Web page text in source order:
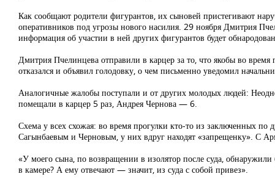
Как сообщают родители фигурантов, их сыновей пристегивают
оперативников под угрозы нового насилия. 29 ноября Дмитрия
информация об участии в ней других фигурантов будет
Дмитрия Пчелинцева отправили в карцер за то, что якобы во
отказался и объявил голодовку, о чем письменно уведомил
Аналогичные жалобы поступали и от других молодых людей:
помещали в карцер 5 раз, Андрея Чернова — 6.
Схема у всех схожая: во время прогулки кто-то из заключенных
Сагынбаевым и Черновым, у них вдруг находят «запрещенку». С
«У моего сына, по возвращении в изолятор после суда,
в камере? А ему отвечают — значит, из суда с собой привез».